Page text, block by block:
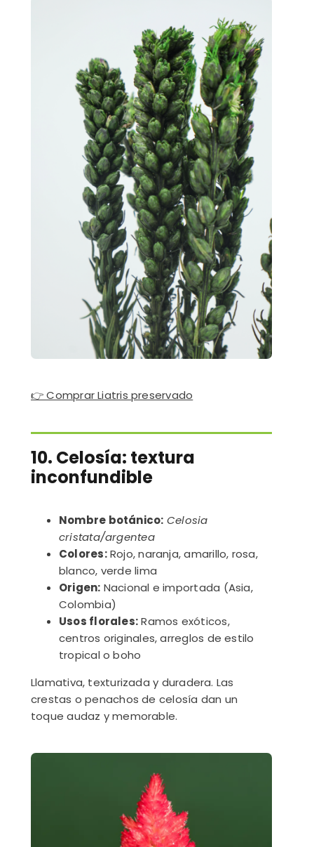
👉 Comprar Liatris preservado
10. Celosía: textura
inconfundible
Nombre botánico: Celosia
cristata/argentea
Colores:Rojo, naranja, amarillo, rosa,
blanco, verde lima
Origen: Nacional e importada (Asia,
Colombia)
Usos florales:Ramos exóticos,
centros originales, arreglos de estilo
tropical o boho
Llamativa, texturizada y duradera. Las
crestas o penachos de celosía dan un
toque audaz y memorable.